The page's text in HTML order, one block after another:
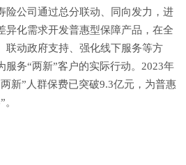
险公司通过总分联动、同向发力，进
异化需求开发普惠型保障产品，在全
联动政府支持、强化线下服务等方
服务“两新”客户的实际行动。2023年
新”人群保费已突破9.3亿元，为普惠